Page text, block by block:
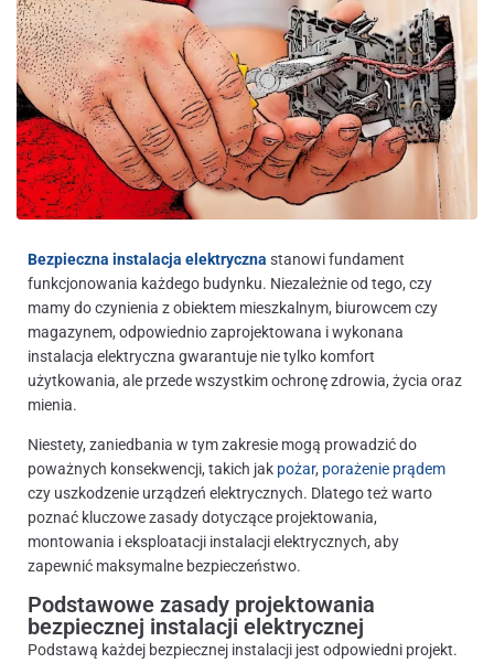
Bezpieczna instalacja elektryczna stanowi fundament
funkcjonowania każdego budynku. Niezależnie od tego, czy
mamy do czynienia z obiektem mieszkalnym, biurowcem czy
magazynem, odpowiednio zaprojektowana i wykonana
instalacja elektryczna gwarantuje nie tylko komfort
użytkowania, ale przede wszystkim ochronę zdrowia, życia oraz
mienia.
Niestety, zaniedbania w tym zakresie mogą prowadzić do
poważnych konsekwencji, takich jak pożar, porażenie prądem
czy uszkodzenie urządzeń elektrycznych. Dlatego też warto
poznać kluczowe zasady dotyczące projektowania,
montowania i eksploatacji instalacji elektrycznych, aby
zapewnić maksymalne bezpieczeństwo.
Podstawowe zasady projektowania
bezpiecznej instalacji elektrycznej
Podstawą każdej bezpiecznej instalacji jest odpowiedni projekt.